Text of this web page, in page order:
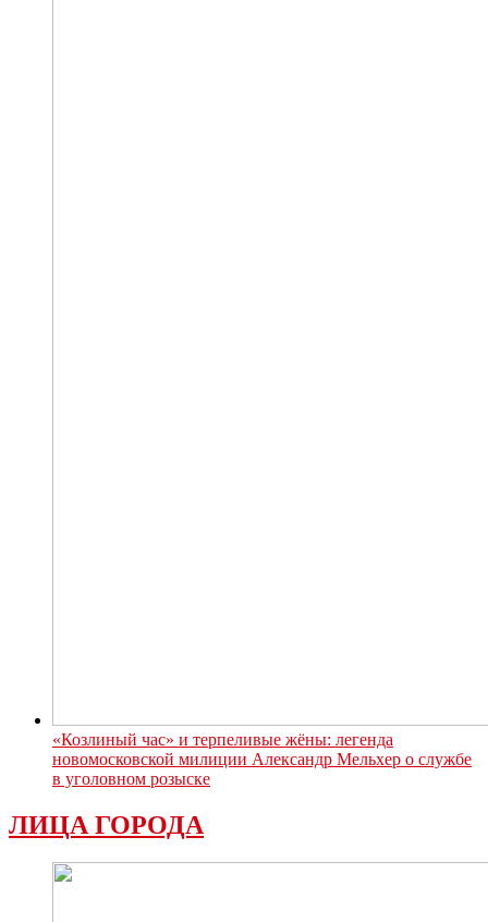
«Козлиный час» и терпеливые жёны: легенда
новомосковской милиции Александр Мельхер о службе
в уголовном розыске
ЛИЦА ГОРОДА